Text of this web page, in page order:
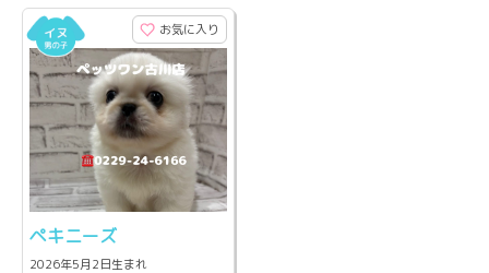
お気に入り
ペキニーズ
2026年5月2日生まれ